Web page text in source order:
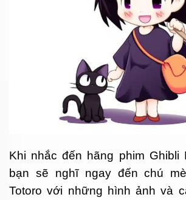
Khi nhắc đến hãng phim Ghibli
bạn sẽ nghĩ ngay đến chú
Totoro với những hình ảnh và